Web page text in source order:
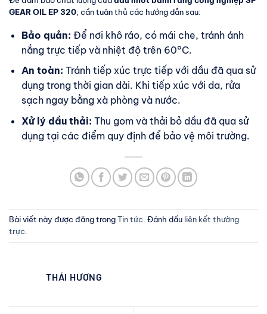
GEAR OIL EP 320 , cần tuân thủ các hướng dẫn sau:
Bảo quản: Để nơi khô ráo, có mái che, tránh ánh
nắng trực tiếp và nhiệt độ trên 60°C.
An toàn: Tránh tiếp xúc trực tiếp với dầu đã qua sử
dụng trong thời gian dài. Khi tiếp xúc với da, rửa
sạch ngay bằng xà phòng và nước.
Xử lý dầu thải: Thu gom và thải bỏ dầu đã qua sử
dụng tại các điểm quy định để bảo vệ môi trường.
Bài viết này được đăng trongTin tức . Đánh dấu liên kết thường
trực
THÁI HƯƠNG